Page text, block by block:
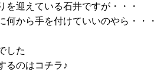
を迎えている石井ですが・・・
何から手を付けていいのやら・・・
した
るのはコチラ♪